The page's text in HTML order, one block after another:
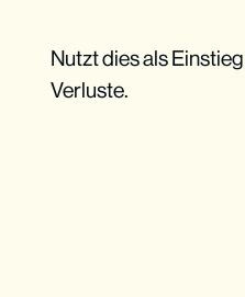
Nutzt dies als
Verluste.